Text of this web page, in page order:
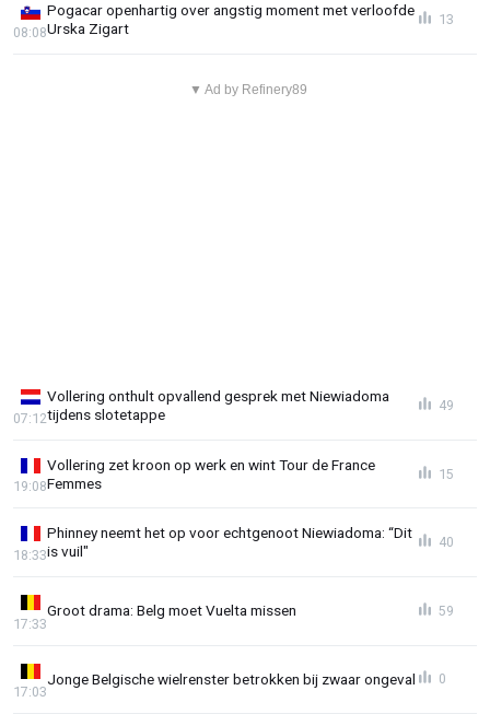
Pogacar openhartig over angstig moment met verloofde
Urska Zigart
08:08
13
▼ Ad by Refinery89
Vollering onthult opvallend gesprek met Niewiadoma
tijdens slotetappe
07:12
49
Vollering zet kroon op werk en wint Tour de France
Femmes
19:08
15
Phinney neemt het op voor echtgenoot Niewiadoma: “Dit
is vuil"
18:33
40
Groot drama: Belg moet Vuelta missen
17:33
59
Jonge Belgische wielrenster betrokken bij zwaar ongeval
17:03
0